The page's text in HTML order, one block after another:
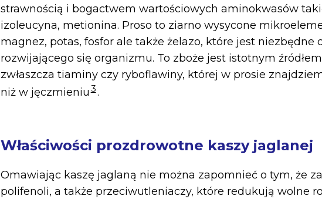
strawnością i bogactwem wartościowych aminokwasów
izoleucyna, metionina. Proso to ziarno wysycone
magnez, potas, fosfor ale także żelazo, które jest niezbędne
rozwijającego się organizmu. To zboże jest istotnym
zwłaszcza tiaminy czy ryboflawiny, której w prosie
niż w jęczmieniu 3.
Właściwości prozdrowotne kaszy jaglanej
Omawiając kaszę jaglaną nie można zapomnieć o tym, że
polifenoli, a także przeciwutleniaczy, które redukują wolne